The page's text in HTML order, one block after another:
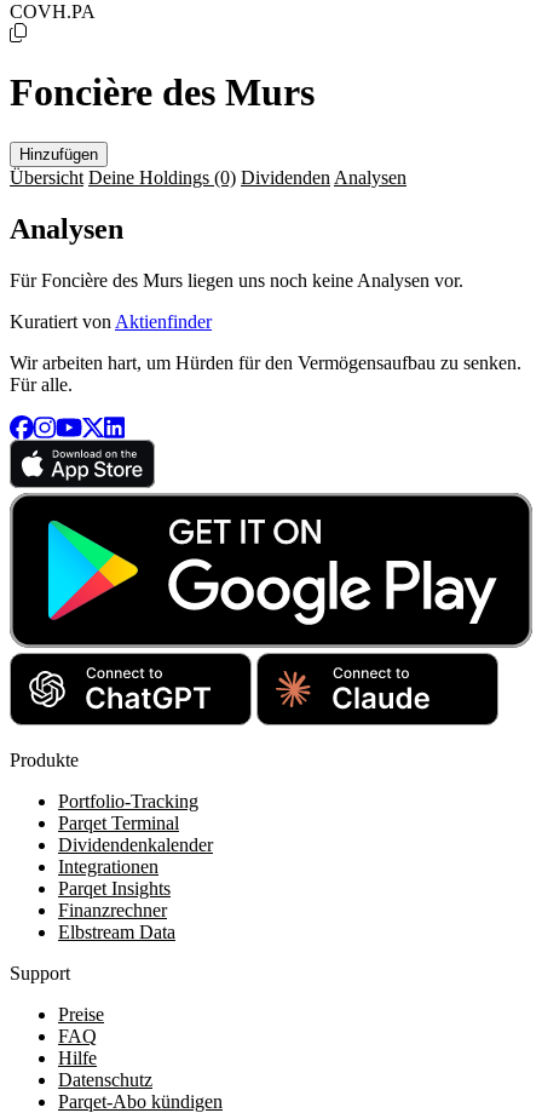
COVH.PA
Foncière des Murs
Hinzufügen
Übersicht Deine Holdings (0) Dividenden Analysen
Analysen
Für Foncière des Murs liegen uns noch keine Analysen vor.
Kuratiert von Aktienfinder
Wir arbeiten hart, um Hürden für den Vermögensaufbau zu senken.
Für alle.
Produkte
Portfolio-Tracking
Parqet Terminal
Dividendenkalender
Integrationen
Parqet Insights
Finanzrechner
Elbstream Data
Support
Preise
FAQ
Hilfe
Datenschutz
Parqet-Abo kündigen